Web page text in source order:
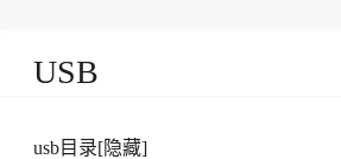
USB
usb目录[隐藏]